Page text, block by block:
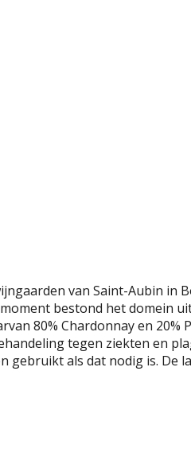
van Saint-Aubin
bestond het domein
80% Chardonnay en
tegen ziekten en
gebruikt als dat nodig is.